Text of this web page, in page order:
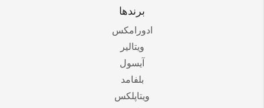
برندها
ادورامکس
ویتالیر
آیسول
بلفامد
ویتاپلکس